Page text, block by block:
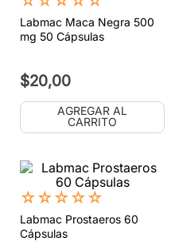
Labmac Maca Negra 500
mg 50 Cápsulas
$20,00
AGREGAR AL
CARRITO
☆☆☆☆☆
Labmac Prostaeros 60
Cápsulas